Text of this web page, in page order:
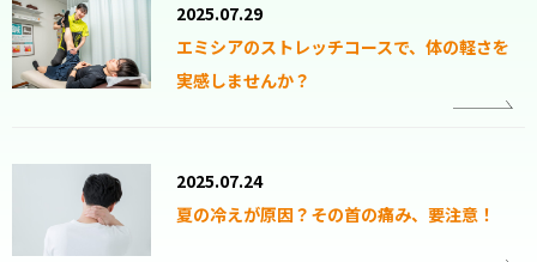
2025.07.29
エミシアのストレッチコースで、体の軽さを
実感しませんか？
2025.07.24
夏の冷えが原因？その首の痛み、要注意！